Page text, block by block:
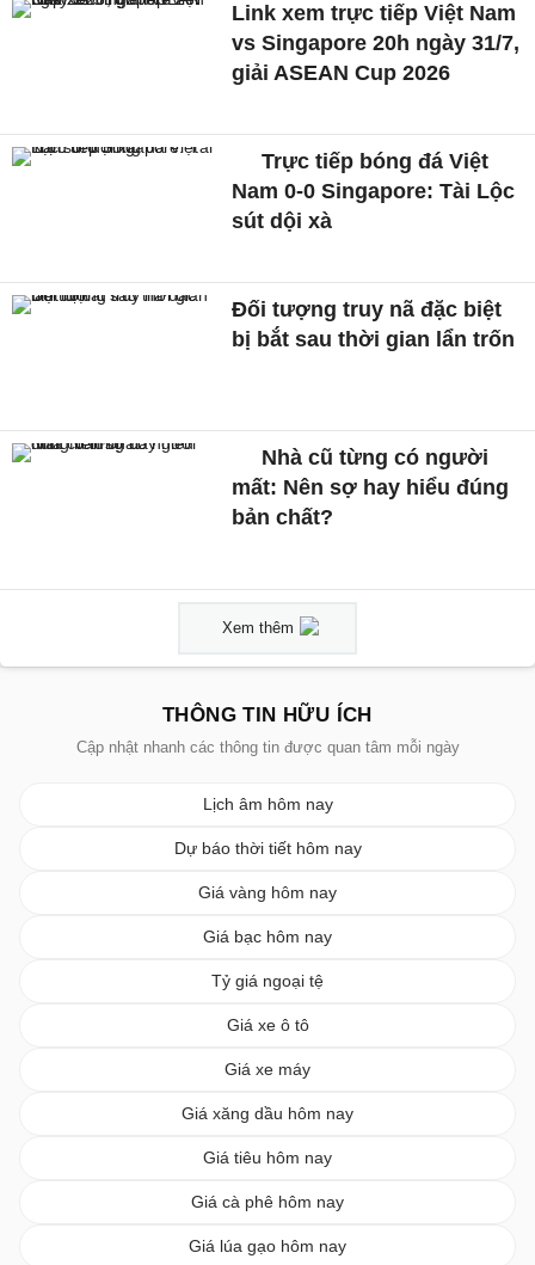
Link xem trực tiếp Việt Nam
vs Singapore 20h ngày 31/7,
giải ASEAN Cup 2026
Trực tiếp bóng đá Việt
Nam 0-0 Singapore: Tài Lộc
sút dội xà
Đối tượng truy nã đặc biệt
bị bắt sau thời gian lẩn trốn
Nhà cũ từng có người
mất: Nên sợ hay hiểu đúng
bản chất?
Xem thêm
THÔNG TIN HỮU ÍCH
Cập nhật nhanh các thông tin được quan tâm mỗi ngày
Lịch âm hôm nay
Dự báo thời tiết hôm nay
Giá vàng hôm nay
Giá bạc hôm nay
Tỷ giá ngoại tệ
Giá xe ô tô
Giá xe máy
Giá xăng dầu hôm nay
Giá tiêu hôm nay
Giá cà phê hôm nay
Giá lúa gạo hôm nay